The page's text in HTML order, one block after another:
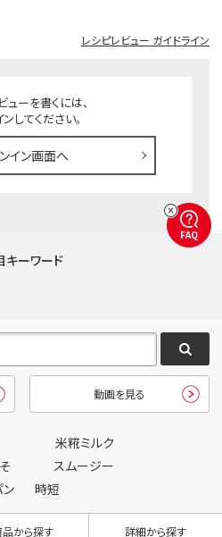
レシピレビュー ガイドライン
ューを書くには、
してください。
イン画面へ
キーワード
動画を見る
米糀ミルク
スムージー
ン 時短
から探す 詳細から探す
FAQ